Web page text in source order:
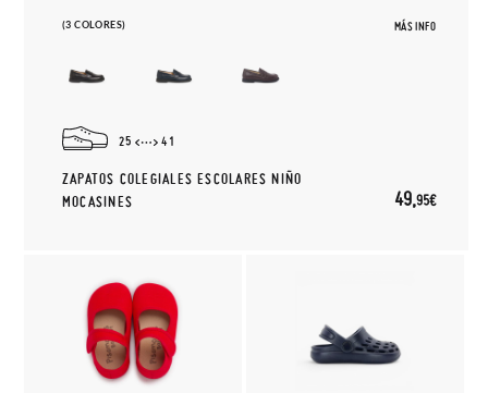
(3 COLORES) MÁS INFO
25 41
ZAPATOS COLEGIALES ESCOLARES NIÑO
MOCASINES
49,95€